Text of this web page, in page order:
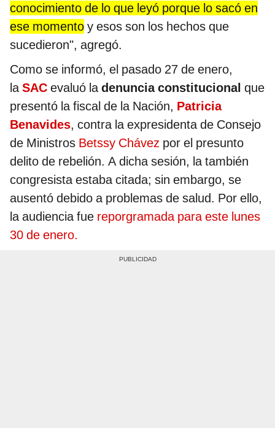
conocimiento de lo que leyó porque lo sacó en
ese momento y esos son los hechos que
sucedieron", agregó.
Como se informó, el pasado 27 de enero,
laSAC evaluó ladenuncia constitucional que
presentó la fiscal de la Nación, Patricia
Benavides, contra la expresidenta de Consejo
de Ministros Betssy Chávez por el presunto
delito de rebelión. A dicha sesión, la también
congresista estaba citada; sin embargo, se
ausentó debido a problemas de salud. Por ello,
la audiencia fue reporgramada para este lunes
30 de enero.